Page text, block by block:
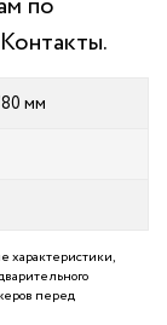
Контакты.
мм
характеристики,
перед